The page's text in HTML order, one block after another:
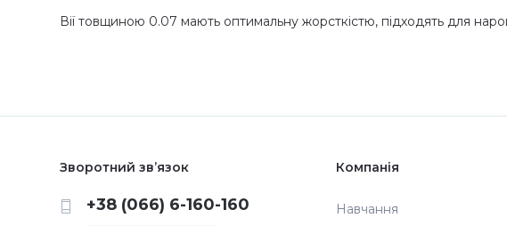
Вії товщиною 0.07 мають оптимальну жорсткістю, підходять для
Зворотний зв’язок
+38 (066) 6-160-160
Компанія
Навчання